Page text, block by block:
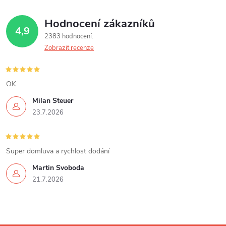
d
a
c
í
p
r
v
k
y
4,9 Hodnocení zákazníků
2383 hodnocení
Zobrazit recenze
Milan Steuer
23.7.2026
OK
Martin Svoboda
21.7.2026
Super domluva a rychlost dodání